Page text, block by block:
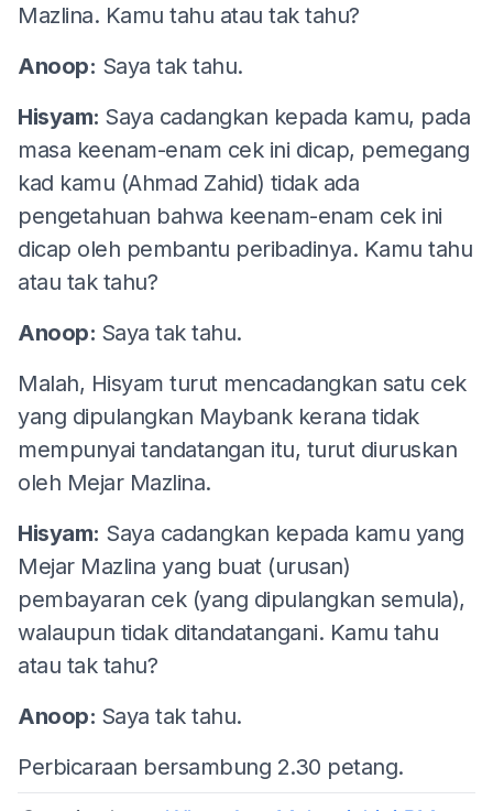
Mazlina. Kamu tahu atau tak tahu?
Anoop: Saya tak tahu.
Hisyam: Saya cadangkan kepada kamu, pada
masa keenam-enam cek ini dicap, pemegang
kad kamu (Ahmad Zahid) tidak ada
pengetahuan bahwa keenam-enam cek ini
dicap oleh pembantu peribadinya. Kamu tahu
atau tak tahu?
Anoop: Saya tak tahu.
Malah, Hisyam turut mencadangkan satu cek
yang dipulangkan Maybank kerana tidak
mempunyai tandatangan itu, turut diuruskan
oleh Mejar Mazlina.
Hisyam: Saya cadangkan kepada kamu yang
Mejar Mazlina yang buat (urusan)
pembayaran cek (yang dipulangkan semula),
walaupun tidak ditandatangani. Kamu tahu
atau tak tahu?
Anoop: Saya tak tahu.
Perbicaraan bersambung 2.30 petang.